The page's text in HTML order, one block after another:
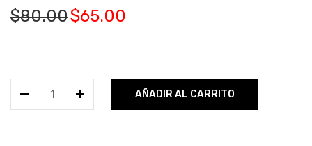
$80.00 El
precio
$65.00
AÑADIR AL CARRITO